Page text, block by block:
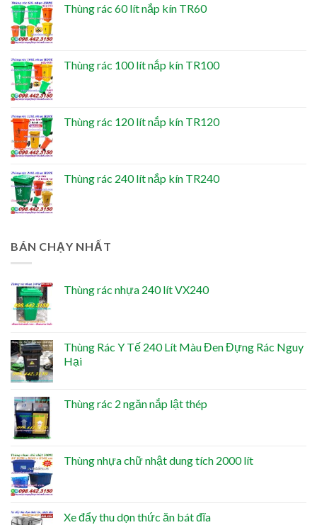
Thùng rác 60 lít nắp kín TR60
Thùng rác 100 lít nắp kín TR100
Thùng rác 120 lít nắp kín TR120
Thùng rác 240 lít nắp kín TR240
BÁN CHẠY NHẤT
Thùng rác nhựa 240 lít VX240
Thùng Rác Y Tế 240 Lít Màu Đen Đựng Rác Nguy
Hại
Thùng rác 2 ngăn nắp lật thép
Thùng nhựa chữ nhật dung tích 2000 lít
Xe đẩy thu dọn thức ăn bát đĩa